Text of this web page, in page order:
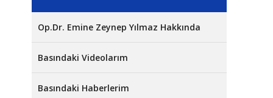
Op.Dr. Emine Zeynep Yılmaz Hakkında
Basındaki Videolarım
Basındaki Haberlerim